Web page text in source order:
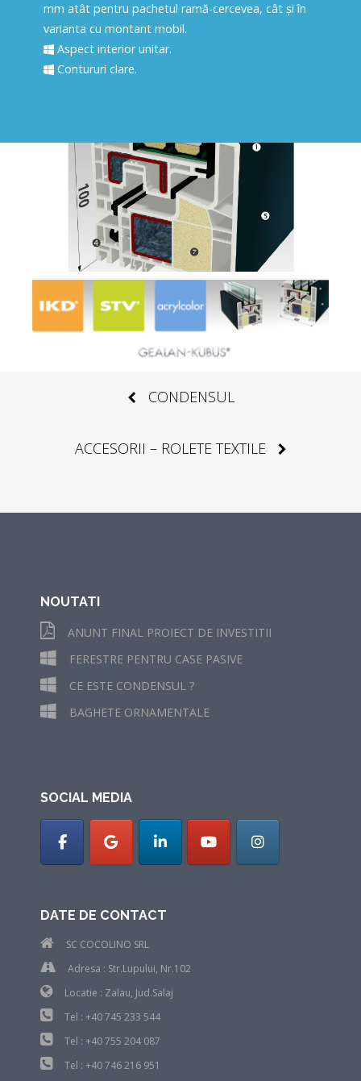
mm atât pentru pachetul ramă-cercevea, cât și în
varianta cu montant mobil.
Aspect interior unitar.
Contururi clare.
CONDENSUL
ACCESORII – ROLETE TEXTILE
NOUTATI
ANUNT FINAL PROIECT DE INVESTITII
FERESTRE PENTRU CASE PASIVE
CE ESTE CONDENSUL ?
BAGHETE ORNAMENTALE
SOCIAL MEDIA
DATE DE CONTACT
SC COCOLINO SRL
Adresa : Str.Lupului, Nr.102
Locatie : Zalau, Jud.Salaj
Tel : +40 745 233 544
Tel : +40 755 204 087
Tel : +40 746 216 951